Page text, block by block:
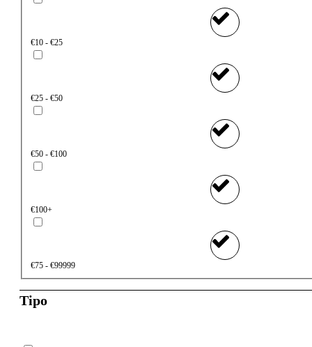
€10 - €25
€25 - €50
€50 - €100
€100+
€75 - €99999
Tipo